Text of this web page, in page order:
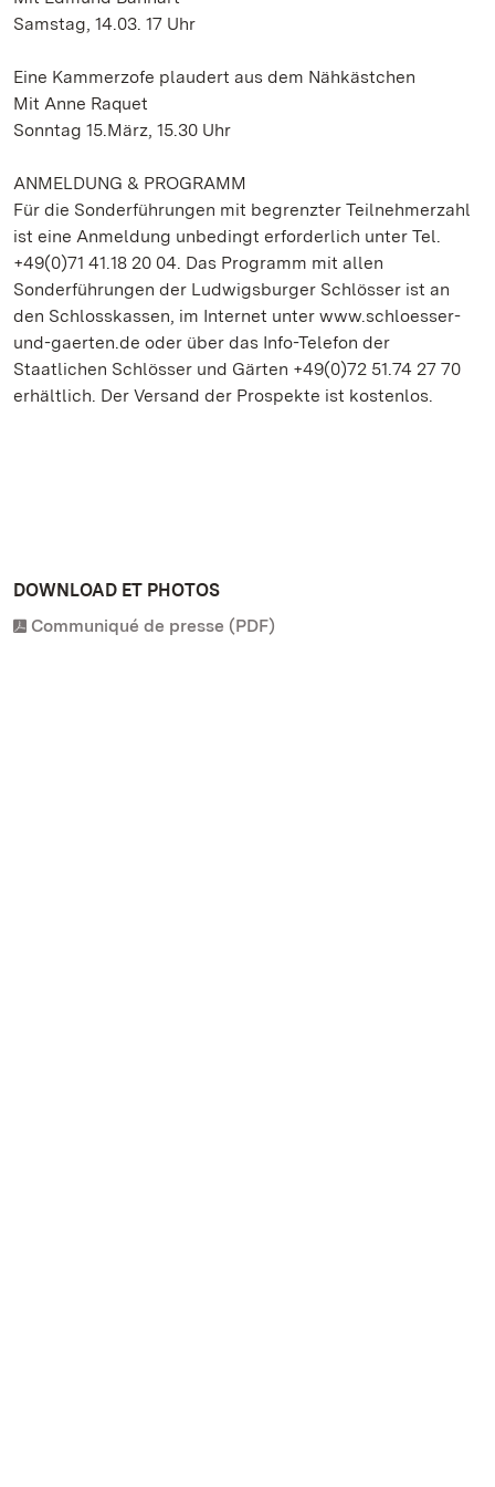
Samstag, 14.03. 17 Uhr
Eine Kammerzofe plaudert aus dem Nähkästchen
Mit Anne Raquet
Sonntag 15.März, 15.30 Uhr
ANMELDUNG & PROGRAMM
Für die Sonderführungen mit begrenzter Teilnehmerzahl
ist eine Anmeldung unbedingt erforderlich unter Tel.
+49(0)71 41.18 20 04. Das Programm mit allen
Sonderführungen der Ludwigsburger Schlösser ist an
den Schlosskassen, im Internet unter www.schloesser-
und-gaerten.de oder über das Info-Telefon der
Staatlichen Schlösser und Gärten +49(0)72 51.74 27 70
erhältlich. Der Versand der Prospekte ist kostenlos.
DOWNLOAD ET PHOTOS
Communiqué de presse (PDF)